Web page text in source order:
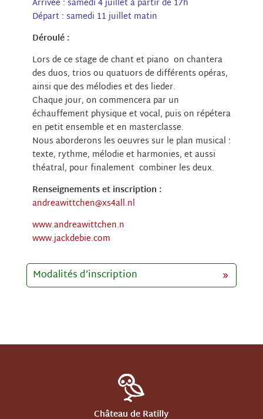
Arrivée : samedi 4 juillet à partir de 17h
Départ : samedi 11 juillet matin
Déroulé :
Lors de ce stage de chant et piano on chantera
des duos, trios ou quatuors de différents opéras,
ainsi que des mélodies et des lieder.
Chaque jour, on commencera par un
échauffement physique et vocal, puis on répétera
en petit ensemble et en masterclasse.
Nous aborderons les oeuvres sur le plan musical :
texte, rythme, mélodie et harmonies, et aussi
théatral, pour finalement combiner les deux.
Renseignements et inscription :
andreawittchen@xs4all.nl
www.andreawittchen.n
www.jackdebie.com
Modalités d’inscription
Château de Ratilly